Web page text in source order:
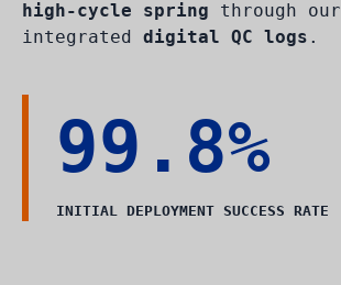
high-cycle spring through our
integrated digital QC logs .
99.8%
INITIAL DEPLOYMENT SUCCESS RATE